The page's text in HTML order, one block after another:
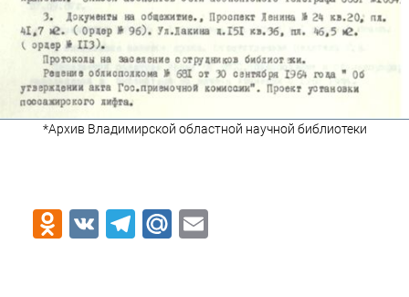
*Архив Владимирской областной научной библиотеки
Odnoklassniki
VK Telegram
Mail.Ru